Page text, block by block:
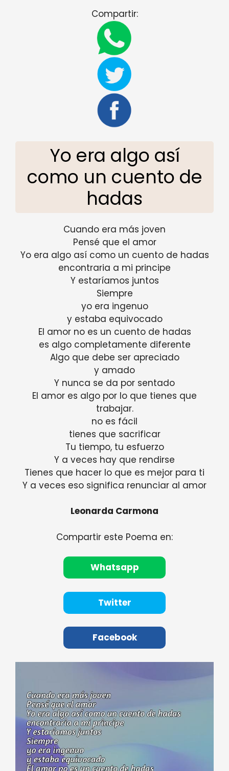
Compartir:
Yo era algo así
como un cuento de
hadas
Cuando era más joven
Pensé que el amor
Yo era algo así como un cuento de hadas
encontraria a mi principe
Y estaríamos juntos
Siempre
yo era ingenuo
y estaba equivocado
El amor no es un cuento de hadas
es algo completamente diferente
Algo que debe ser apreciado
y amado
Y nunca se da por sentado
El amor es algo por lo que tienes que
trabajar.
no es fácil
tienes que sacrificar
Tu tiempo, tu esfuerzo
Y a veces hay que rendirse
Tienes que hacer lo que es mejor para ti
Y a veces eso significa renunciar al amor
Leonarda Carmona
Compartir este Poema en:
Whatsapp
Twitter
Facebook